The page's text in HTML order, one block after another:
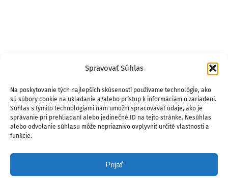
Spravovať Súhlas
Na poskytovanie tých najlepších skúseností používame technológie, ako
sú súbory cookie na ukladanie a/alebo prístup k informáciám o zariadení.
Súhlas s týmito technológiami nám umožní spracovávať údaje, ako je
správanie pri prehliadaní alebo jedinečné ID na tejto stránke. Nesúhlas
alebo odvolanie súhlasu môže nepriaznivo ovplyvniť určité vlastnosti a
funkcie.
Prijať